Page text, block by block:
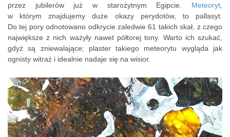
przez jubilerów już w starożytnym Egipcie. Meteoryt
w którym znajdujemy duże okazy perydotów, to pallasyt.
Do tej pory odnotowano odkrycie zaledwie 61 takich skał, z czego
największe z nich ważyły nawet półtorej tony. Warto ich szukać,
gdyż są zniewalające; plaster takiego meteorytu wygląda jak
ognisty witraż i idealnie nadaje się na wisior.